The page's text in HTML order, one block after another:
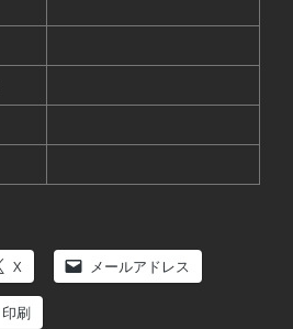
X メールアドレス
印刷